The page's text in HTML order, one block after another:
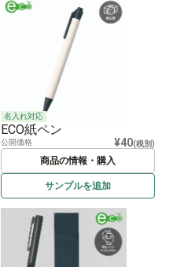
名入れ対応
ECO紙ペン
公開価格 ¥40(税別)
商品の情報・購入
サンプルを追加